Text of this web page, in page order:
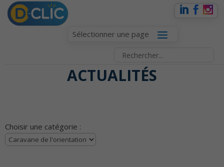
Sélectionner une page
ACTUALITÉS
Choisir une catégorie :